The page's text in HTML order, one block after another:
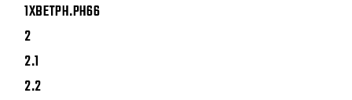
1XBETPH.PH66
2
2.1
2.2